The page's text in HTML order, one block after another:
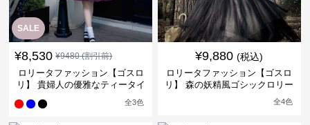
SALE
¥8,530 ¥9480(割引前)
ロリータファッション【ゴスロ
リ】 貴婦人の優雅なティータイ
全3色
¥9,880 (税込)
ロリータファッション【ゴスロ
リ】 森の妖精風ゴシックロリー
全4色